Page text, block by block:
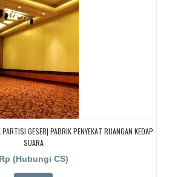
GESER| PABRIK PENYEKAT RUANGAN KEDAP
SUARA
Rp (Hubungi CS)